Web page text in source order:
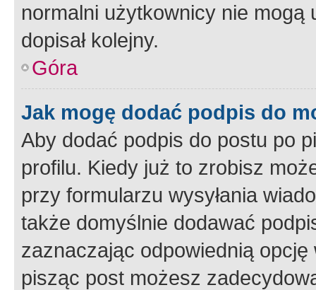
normalni użytkownicy nie
dopisał kolejny.
Góra
Jak mogę dodać podpis do
Aby dodać podpis do postu po
profilu. Kiedy już to zrobisz
przy formularzu wysyłania
także domyślnie dodawać
zaznaczając odpowiednią
pisząc post możesz